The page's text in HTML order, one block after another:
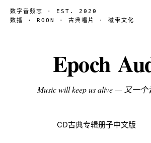
数字音频志 · EST. 2020
数播 · ROON · 古典唱片 · 磁带文化
Epoch
Music will keep us alive — 又一
CD古典专辑册子中文版